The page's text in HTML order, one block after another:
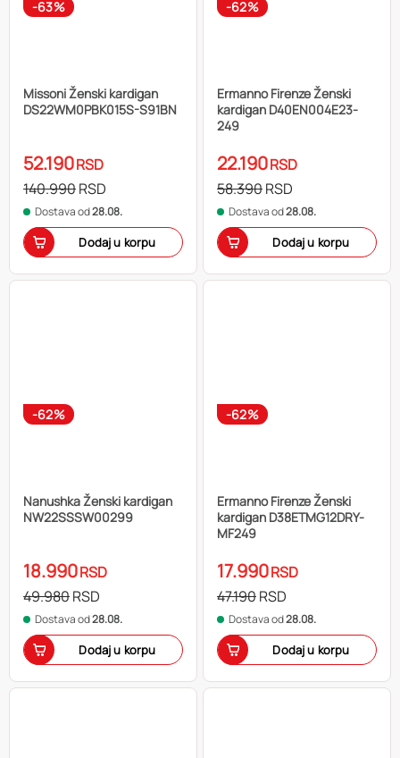
-63%
Missoni Ženski kardigan
DS22WM0PBK015S-S91BN
52.190RSD
140.990RSD
Dostava od28.08.
Dodaj u korpu
-62%
Ermanno Firenze Ženski
kardigan D40EN004E23-
249
22.190RSD
58.390RSD
Dostava od28.08.
Dodaj u korpu
-62%
Nanushka Ženski kardigan
NW22SSSW00299
18.990RSD
49.980RSD
Dostava od28.08.
Dodaj u korpu
-62%
Ermanno Firenze Ženski
kardigan D38ETMG12DRY-
MF249
17.990RSD
47.190RSD
Dostava od28.08.
Dodaj u korpu